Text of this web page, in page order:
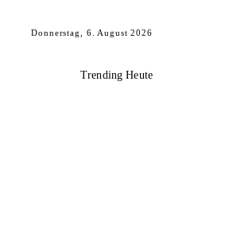
Donnerstag, 6. August 2026
Trending Heute